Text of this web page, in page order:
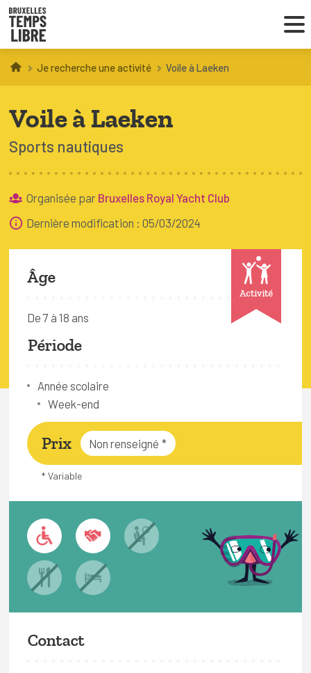
Infos parents
Droit au loisir
Coordinations ATL
À BRUXELLES
FAQ
Connexion
Espace pro
Bruxelles Temps Libre
Je recherche une activité Voile à Laeken
Voile à Laeken
Sports nautiques
Organisée par Bruxelles Royal Yacht Club
Dernière modification : 05/03/2024
Activité
Âge
De 7 à 18 ans
Période
Année scolaire
Week-end
Prix Non renseigné *
* Variable
Contact